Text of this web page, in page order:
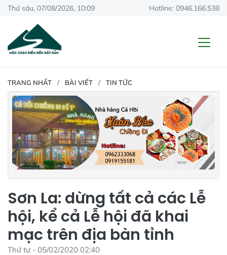
Thứ sáu, 07/08/2026, 10:09 Hotline: 0946.166.538
TRANG NHẤT BÀI VIẾT TIN TỨC
Sơn La: dừng tất cả các Lễ
hội, kể cả Lễ hội đã khai
mạc trên địa bàn tỉnh
Thứ tư - 05/02/2020 02:40